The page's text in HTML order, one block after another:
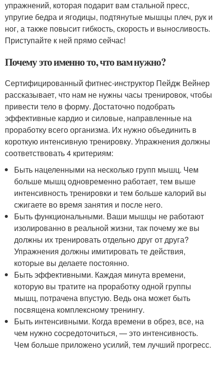
упражнений, которая подарит вам стальной пресс,
упругие бедра и ягодицы, подтянутые мышцы плеч, рук и
ног, а также повысит гибкость, скорость и выносливость.
Приступайте к ней прямо сейчас!
Почему это именно то, что вам нужно?
Сертифицированный фитнес-инструктор Пейдж Вейнер
рассказывает, что нам не нужны часы тренировок, чтобы
привести тело в форму. Достаточно подобрать
эффективные кардио и силовые, направленные на
проработку всего организма. Их нужно объединить в
короткую интенсивную тренировку. Упражнения должны
соответствовать 4 критериям:
Быть нацеленными на несколько групп мышц. Чем
больше мышц одновременно работает, тем выше
интенсивность тренировки и тем больше калорий вы
сжигаете во время занятия и после него.
Быть функциональными. Ваши мышцы не работают
изолированно в реальной жизни, так почему же вы
должны их тренировать отдельно друг от друга?
Упражнения должны имитировать те действия,
которые вы делаете постоянно.
Быть эффективными. Каждая минута времени,
которую вы тратите на проработку одной группы
мышц, потрачена впустую. Ведь она может быть
посвящена комплексному тренингу.
Быть интенсивными. Когда времени в обрез, все, на
чем нужно сосредоточиться, — это интенсивность.
Чем больше приложено усилий, тем лучший прогресс.